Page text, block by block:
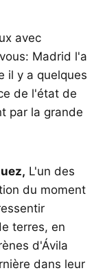
avec
Madrid l'a
il y a quelques
de l'état de
par la grande
L'un des
du moment
terres, en
d'Ávila
dans leur